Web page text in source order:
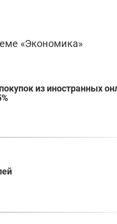
«Экономика»
из иностранных